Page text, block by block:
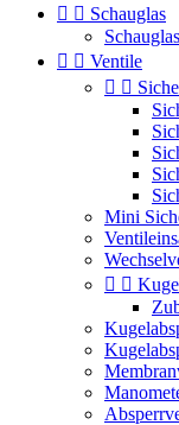
  Schauglas
  Ventile
 
Mini
 